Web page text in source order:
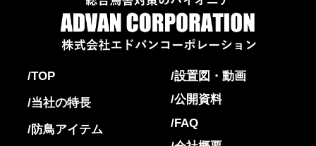
TOP
当社の特長
防鳥アイテム
設置図・動画
公開資料
FAQ